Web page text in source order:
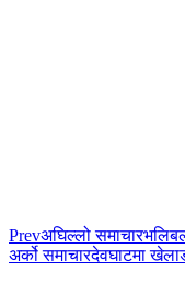
Prevअघिल्लो समाचार
अर्को समाचारदेवघाटमा